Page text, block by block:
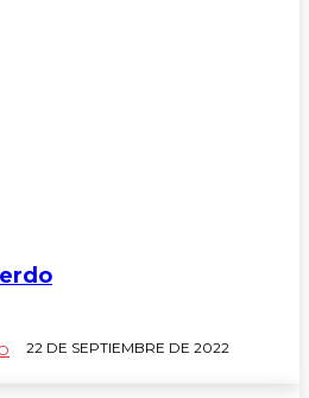
RECUERDO
22 DE SEPTIEMBRE DE 2022